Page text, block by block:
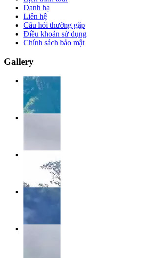
Danh bạ
Liên hệ
Câu hỏi thường gặp
Điều khoản sử dụng
Chính sách bảo mật
Gallery